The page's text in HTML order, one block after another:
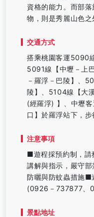
資格的能力。而部
物，則是秀麗山色之
交通方式
搭乘桃園客運5090
5091線【中壢－上
－羅浮－巴陵】、
陵】、5104線【大
(經羅浮) 】、中壢
口】於羅浮站下，
注意事項
■遊程採預約制，請
講解與指示，嚴守
防曬與防蚊蟲措施■
(0926－737877、
景點地址